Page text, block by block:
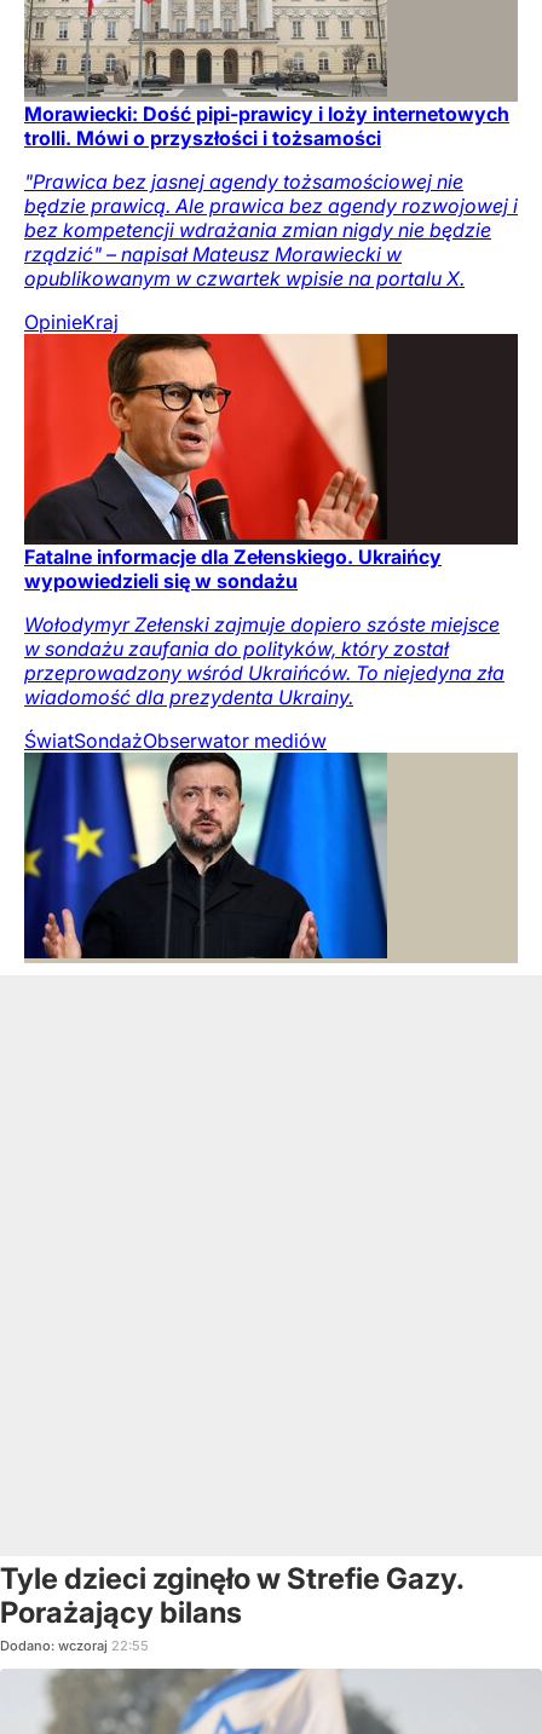
Morawiecki: Dość pipi-prawicy i loży internetowych
trolli. Mówi o przyszłości i tożsamości
"Prawica bez jasnej agendy tożsamościowej nie
będzie prawicą. Ale prawica bez agendy rozwojowej i
bez kompetencji wdrażania zmian nigdy nie będzie
rządzić" – napisał Mateusz Morawiecki w
opublikowanym w czwartek wpisie na portalu X.
OpinieKraj
Fatalne informacje dla Zełenskiego. Ukraińcy
wypowiedzieli się w sondażu
Wołodymyr Zełenski zajmuje dopiero szóste miejsce
w sondażu zaufania do polityków, który został
przeprowadzony wśród Ukraińców. To niejedyna zła
wiadomość dla prezydenta Ukrainy.
ŚwiatSondażObserwator mediów
Tyle dzieci zginęło w Strefie Gazy.
Porażający bilans
Dodano: wczoraj 22:55